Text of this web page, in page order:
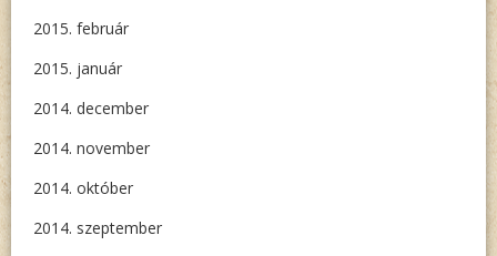
2015. február
2015. január
2014. december
2014. november
2014. október
2014. szeptember